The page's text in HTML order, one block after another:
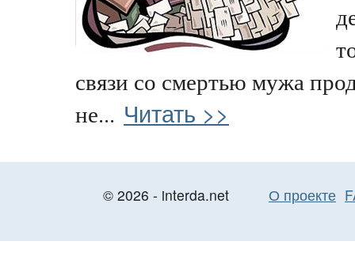
связи со смертью мужа
не... Читать >>
© 2026 - interda.net О проекте